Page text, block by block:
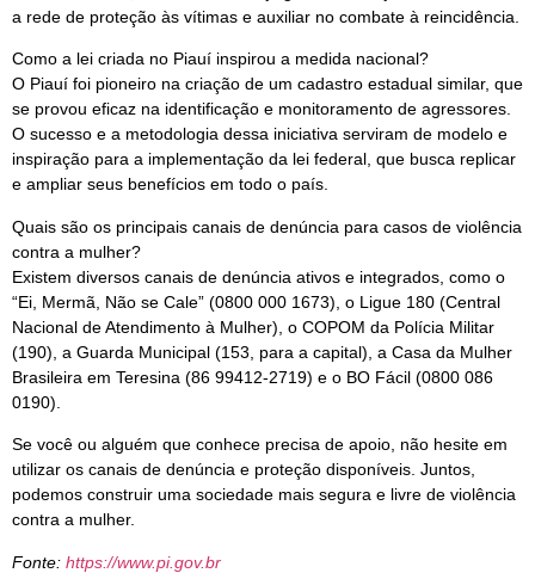
a rede de proteção às vítimas e auxiliar no combate à reincidência.
Como a lei criada no Piauí inspirou a medida nacional?
O Piauí foi pioneiro na criação de um cadastro estadual similar, que
se provou eficaz na identificação e monitoramento de agressores.
O sucesso e a metodologia dessa iniciativa serviram de modelo e
inspiração para a implementação da lei federal, que busca replicar
e ampliar seus benefícios em todo o país.
Quais são os principais canais de denúncia para casos de violência
contra a mulher?
Existem diversos canais de denúncia ativos e integrados, como o
“Ei, Mermã, Não se Cale” (0800 000 1673), o Ligue 180 (Central
Nacional de Atendimento à Mulher), o COPOM da Polícia Militar
(190), a Guarda Municipal (153, para a capital), a Casa da Mulher
Brasileira em Teresina (86 99412-2719) e o BO Fácil (0800 086
0190).
Se você ou alguém que conhece precisa de apoio, não hesite em
utilizar os canais de denúncia e proteção disponíveis. Juntos,
podemos construir uma sociedade mais segura e livre de violência
contra a mulher.
Fonte: https://www.pi.gov.br